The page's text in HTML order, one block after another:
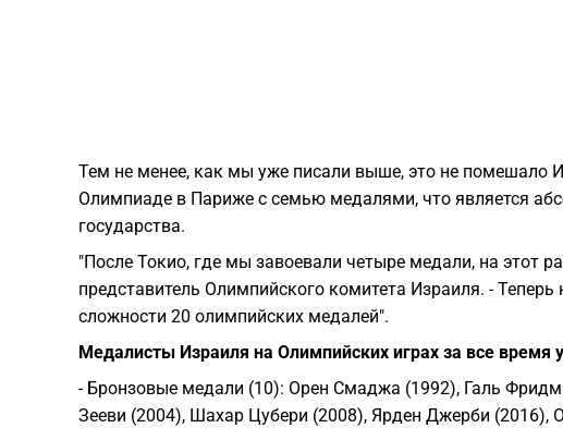
Тем не менее, как мы уже писали выше, это не помешало
Олимпиаде в Париже с семью медалями, что является
государства.
"После Токио, где мы завоевали четыре медали, на этот
представитель Олимпийского комитета Израиля. -
сложности 20 олимпийских медалей".
Медалисты Израиля на Олимпийских играх за все время
- Бронзовые медали (10): Орен Смаджа (1992), Галь
Зееви (2004), Шахар Цубери (2008), Ярден Джерби (2016),